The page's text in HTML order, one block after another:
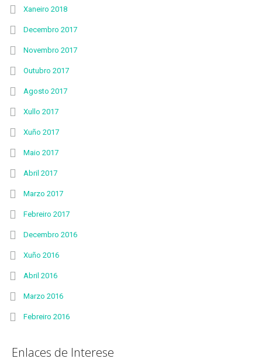
Xaneiro 2018
Decembro 2017
Novembro 2017
Outubro 2017
Agosto 2017
Xullo 2017
Xuño 2017
Maio 2017
Abril 2017
Marzo 2017
Febreiro 2017
Decembro 2016
Xuño 2016
Abril 2016
Marzo 2016
Febreiro 2016
Enlaces de Interese